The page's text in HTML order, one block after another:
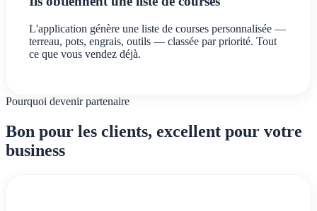
L'application génère une liste de courses personnalisée —
terreau, pots, engrais, outils — classée par priorité. Tout
ce que vous vendez déjà.
Pourquoi devenir partenaire
Bon pour les clients, excellent pour votre
business